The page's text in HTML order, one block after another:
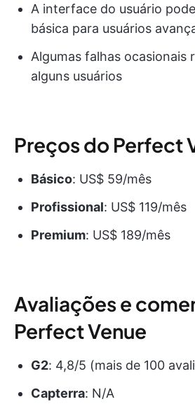
A interface do usuário
básica para usuários
Algumas falhas ocasionais
alguns usuários
Preços do Perfect
Básico: US$ 59/mês
Profissional: US$ 119/mês
Premium: US$ 189/mês
Avaliações e
Perfect Venue
G2: 4,8/5 (mais de 100
Capterra: N/A